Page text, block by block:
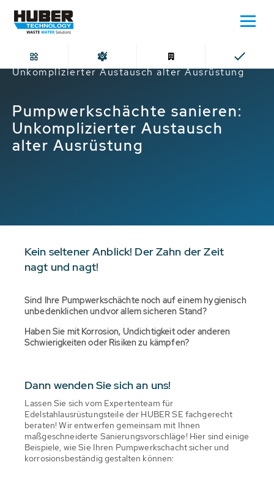
Home
Pumpwerkschächte sanieren:
Unkomplizierter Austausch alter Ausrüstung
Pumpwerkschächte sanieren:
Unkomplizierter Austausch
alter Ausrüstung
Kein seltener Anblick! Der Zahn der Zeit
nagt und nagt!
Sind Ihre Pumpwerkschächte noch auf einem hygienisch
unbedenklichen undvor allem sicheren Stand?
Haben Sie mit Korrosion, Undichtigkeit oder anderen
Schwierigkeiten oder Risiken zu kämpfen?
Dann wenden Sie sich an uns!
Lassen Sie sich vom Expertenteam für
Edelstahlausrüstungsteile der HUBER SE fachgerecht
beraten! Wir entwerfen gemeinsam mit Ihnen
maßgeschneiderte Sanierungsvorschläge! Hier sind einige
Beispiele, wie Sie Ihren Pumpwerkschacht sicher und
korrosionsbeständig gestalten können: